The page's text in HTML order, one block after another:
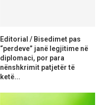
Editorial / Bisedimet pas
“perdeve” janë legjitime në
diplomaci, por para
nënshkrimit patjetër të
ketë...